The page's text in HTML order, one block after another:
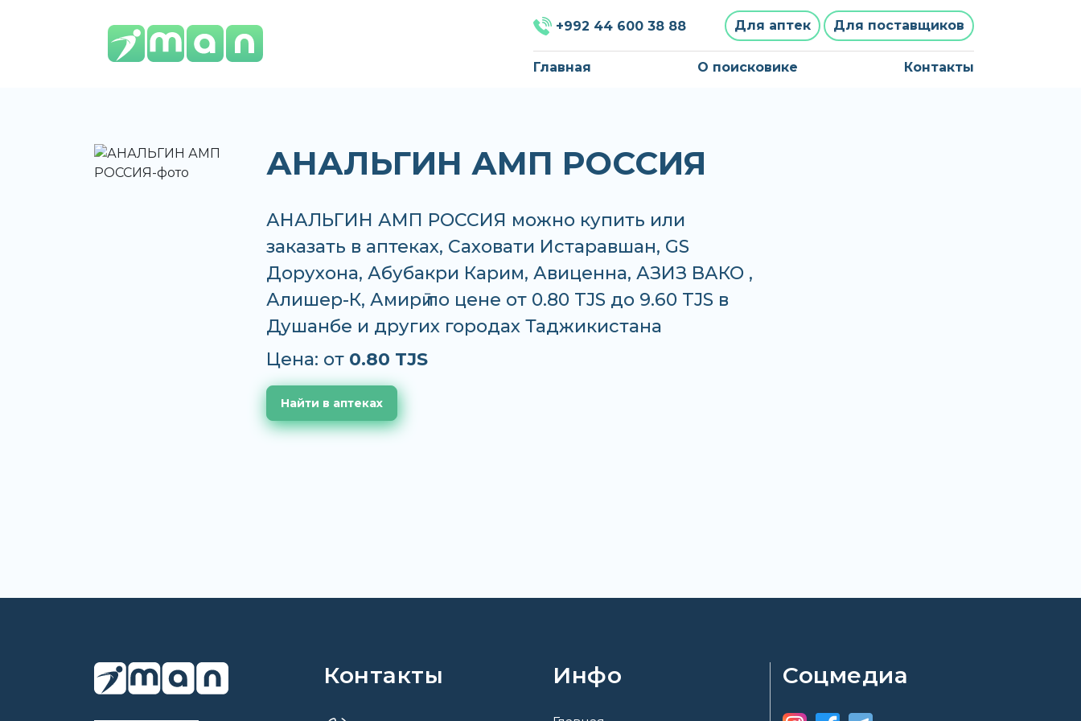
+992 44 600 38 88 Для аптек Для поставщиков
Главная О поисковике Контакты
АНАЛЬГИН АМП РОССИЯ
АНАЛЬГИН АМП РОССИЯ можно купить или
заказать в аптеках, Саховати Истаравшан, GS
Дорухона, Абубакри Карим, Авиценна, АЗИЗ ВАКО ,
Алишер-К, Амирӣ по цене от 0.80 TJS до 9.60 TJS в
Душанбе и других городах Таджикистана
Цена: от 0.80 TJS
Найти в аптеках
Контакты Инфо Соцмедиа